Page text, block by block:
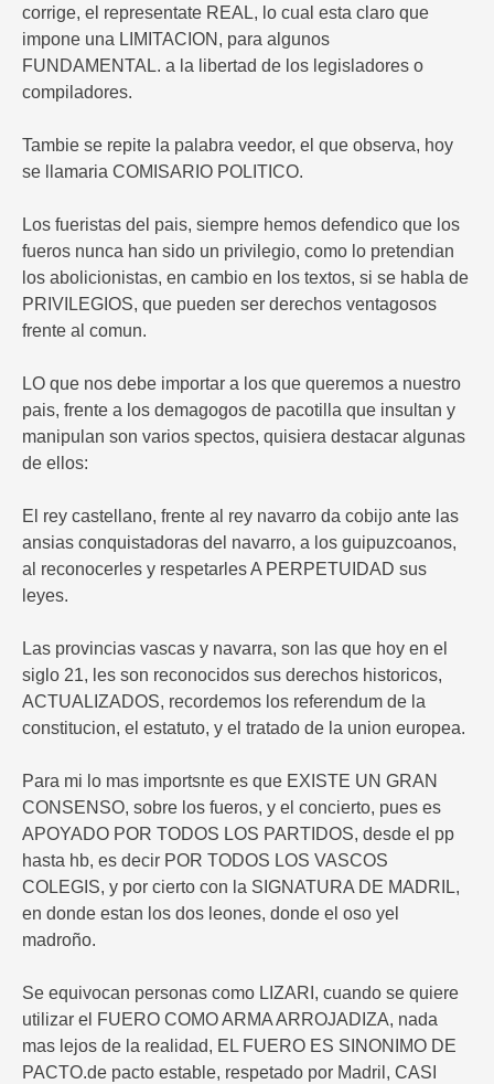
corrige, el representate REAL, lo cual esta claro que
impone una LIMITACION, para algunos
FUNDAMENTAL. a la libertad de los legisladores o
compiladores.
Tambie se repite la palabra veedor, el que observa, hoy
se llamaria COMISARIO POLITICO.
Los fueristas del pais, siempre hemos defendico que los
fueros nunca han sido un privilegio, como lo pretendian
los abolicionistas, en cambio en los textos, si se habla de
PRIVILEGIOS, que pueden ser derechos ventagosos
frente al comun.
LO que nos debe importar a los que queremos a nuestro
pais, frente a los demagogos de pacotilla que insultan y
manipulan son varios spectos, quisiera destacar algunas
de ellos:
El rey castellano, frente al rey navarro da cobijo ante las
ansias conquistadoras del navarro, a los guipuzcoanos,
al reconocerles y respetarles A PERPETUIDAD sus
leyes.
Las provincias vascas y navarra, son las que hoy en el
siglo 21, les son reconocidos sus derechos historicos,
ACTUALIZADOS, recordemos los referendum de la
constitucion, el estatuto, y el tratado de la union europea.
Para mi lo mas importsnte es que EXISTE UN GRAN
CONSENSO, sobre los fueros, y el concierto, pues es
APOYADO POR TODOS LOS PARTIDOS, desde el pp
hasta hb, es decir POR TODOS LOS VASCOS
COLEGIS, y por cierto con la SIGNATURA DE MADRIL,
en donde estan los dos leones, donde el oso yel
madroño.
Se equivocan personas como LIZARI, cuando se quiere
utilizar el FUERO COMO ARMA ARROJADIZA, nada
mas lejos de la realidad, EL FUERO ES SINONIMO DE
PACTO.de pacto estable, respetado por Madril, CASI